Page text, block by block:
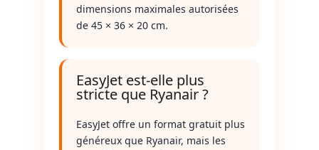
dimensions maximales autorisées
de 45 × 36 × 20 cm.
EasyJet est-elle plus
stricte que Ryanair ?
EasyJet offre un format gratuit plus
généreux que Ryanair, mais les